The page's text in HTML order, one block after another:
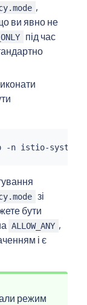
,
ви явно не
під час
зі
бути
ALLOW_ANY ,
і є
режим